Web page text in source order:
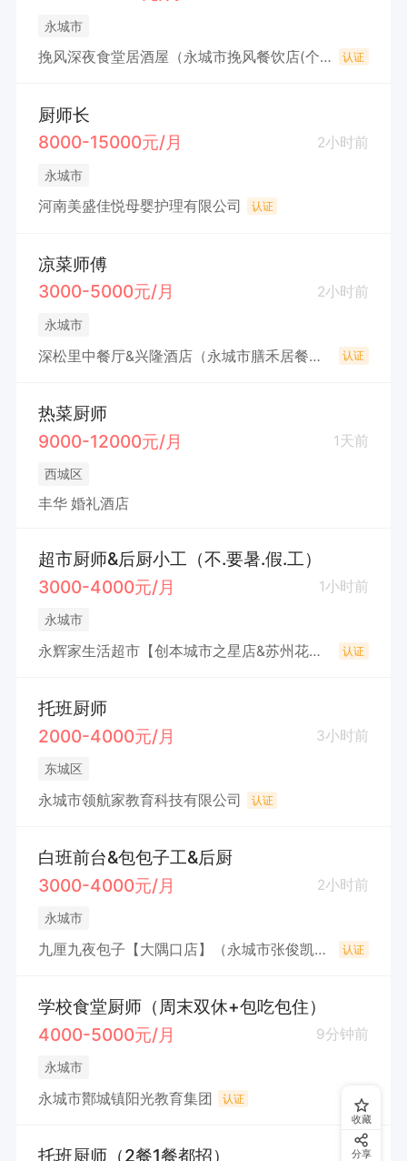
永城市
挽风深夜食堂居酒屋（永城市挽风餐饮店(个体工商户) 认证
厨师长
8000-15000元/月
2小时前
永城市
河南美盛佳悦母婴护理有限公司 认证
凉菜师傅
3000-5000元/月
2小时前
永城市
深松里中餐厅&兴隆酒店（永城市膳禾居餐饮有限公司） 认证
热菜厨师
9000-12000元/月
1天前
西城区
丰华 婚礼酒店
超市厨师&后厨小工（不.要暑.假.工）
3000-4000元/月
1小时前
永城市
永辉家生活超市【创本城市之星店&苏州花园店】（永城市永上零售便利店（个体工商户）） 认证
托班厨师
2000-4000元/月
3小时前
东城区
永城市领航家教育科技有限公司 认证
白班前台&包包子工&后厨
3000-4000元/月
2小时前
永城市
九厘九夜包子【大隅口店】（永城市张俊凯餐饮店(个体工商户）） 认证
学校食堂厨师（周末双休+包吃包住）
4000-5000元/月
9分钟前
永城市
永城市酇城镇阳光教育集团 认证
托班厨师（2餐1餐都招）
收藏
分享